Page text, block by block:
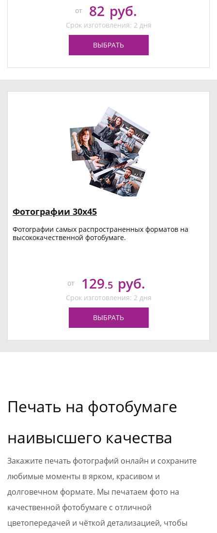
от 82 руб.
Срок изготовления: 2 дня
ВЫБРАТЬ
Фотографии 30х45
Фотографии самых распространенных форматов на
высококачественной фотобумаге.
от 129.5 руб.
Срок изготовления: 2 дня
ВЫБРАТЬ
Печать на фотобумаге
наивысшего качества
Закажите печать фотографий онлайн и сохраните
любимые моменты в ярком, красивом и
долговечном формате. Мы печатаем фото на
качественной фотобумаге с отличной
цветопередачей и чёткой детализацией, чтобы